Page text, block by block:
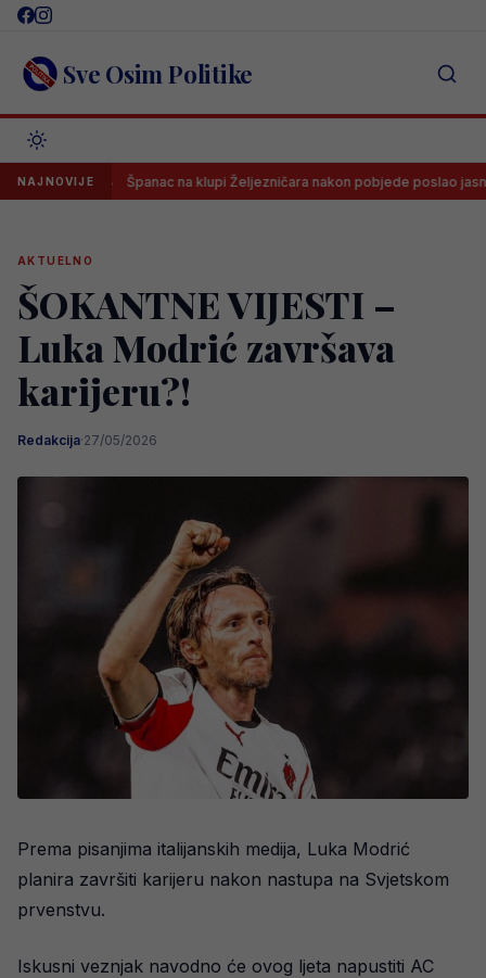
Skip
content Sve Osim Politike
NAJNOVIJEŠpanac na klupi Željezničara nakon pobjede poslao jasnu
AKTUELNO
ŠOKANTNE VIJESTI –
Luka Modrić završava
karijeru?!
Redakcija·27/05/2026
Prema pisanjima italijanskih medija, Luka Modrić
planira završiti karijeru nakon nastupa na Svjetskom
prvenstvu.
Iskusni veznjak navodno će ovog ljeta napustiti AC